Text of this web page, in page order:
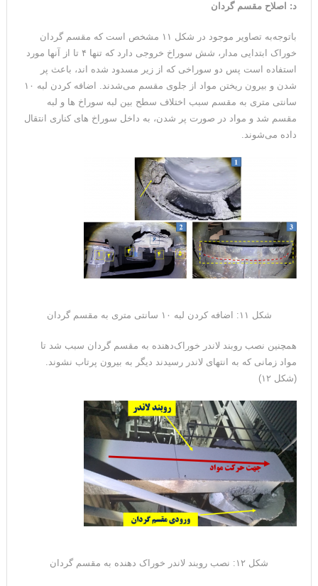
د: اصلاح مقسم گردان
باتوجه‌به تصاویر موجود در شکل ۱۱ مشخص است که مقسم گردان
خوراک ابتدایی مدار، شش سوراخ خروجی دارد که تنها ۴ تا از آنها مورد
استفاده است پس دو سوراخی که از زیر مسدود شده اند، باعث پر
شدن و بیرون ریختن مواد از جلوی مقسم می‌شدند. اضافه کردن لبه ۱۰
سانتی متری به مقسم سبب اختلاف سطح بین لبه سوراخ ها و لبه
مقسم شد و مواد در صورت پر شدن، به داخل سوراخ های کناری انتقال
داده می‌شوند.
شکل ۱۱: اضافه کردن لبه ۱۰ سانتی متری به مقسم گردان
همچنین نصب روبند لاندر خوراک‌دهنده به مقسم گردان سبب شد تا
مواد زمانی که به انتهای لاندر رسیدند دیگر به بیرون پرتاب نشوند.
(شکل ۱۲)
شکل ۱۲: نصب روبند لاندر خوراک دهنده به مقسم گردان